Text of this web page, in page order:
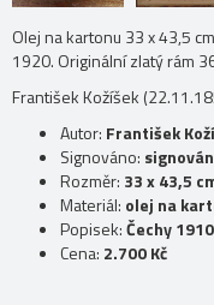
Olej na kartonu 33 x 43,5
1920. Originální zlatý rám
František Kožíšek
Autor: František
Signováno:
Rozměr: 33 x 43,5
Materiál: olej na
Popisek:Čechy
Cena: 2.700 Kč